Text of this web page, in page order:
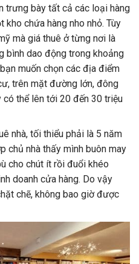
trưng bày tất cả các loại hàng
kho chứa hàng nho nhỏ. Tùy
mà giá thuê ở từng nơi là
bình dao động trong khoảng
muốn chọn các địa điểm
trên mặt đường lớn, đông
thể lên tới 20 đến 30 triệu
nhà, tối thiểu phải là 5 năm
chủ nhà thấy mình buôn may
cho chút ít rồi đuổi khéo
doanh cửa hàng. Do vậy
chẽ, không bao giờ được